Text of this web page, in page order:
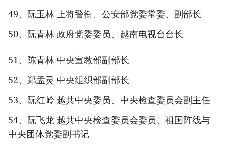
49、阮玉林 上将警衔、公安部党委常委、副部长
50、阮青林 政府党委委员、越南电视台台长
51、陈青林 中央宣教部副部长
52、郑孟灵 中央组织部副部长
53、阮红岭 越共中央委员、中央检查委员会副主任
54、阮飞龙 越共中央检查委员会委员、祖国阵线与
中央团体党委副书记